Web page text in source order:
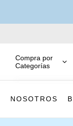
Compra por
Categorías
NOSOTROS